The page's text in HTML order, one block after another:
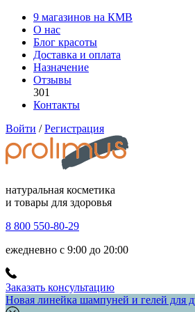
9 магазинов на КМВ
О нас
Блог красоты
Доставка и оплата
Назначение
Отзывы
301
Контакты
Войти / Регистрация
натуральная косметика
и товары для здоровья
8 800 550-80-29
ежедневно с 9:00 до 20:00
Заказать консультацию
Новая линейка шампуней и гелей для